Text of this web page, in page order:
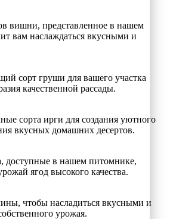
вишни, представленное в нашем
вам наслаждаться вкусными и
сорт груши для вашего участка
качественной рассады.
сорта ирги для создания уютного
вкусных домашних десертов.
доступные в нашем питомнике,
ягод высокого качества.
чтобы насладиться вкусными и
урожая.